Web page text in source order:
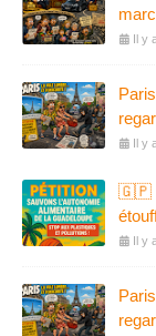
Il y
Il y
🇬🇵
Il y